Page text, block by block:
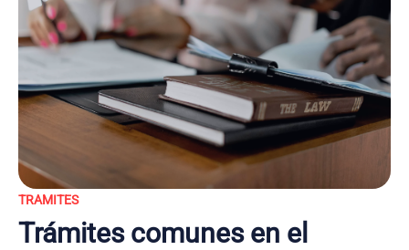
TRAMITES
Trámites comunes en el